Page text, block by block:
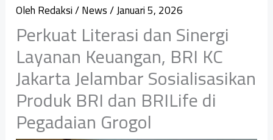
OlehRedaksi/News/Januari 5, 2026
Perkuat Literasi dan Sinergi
Layanan Keuangan, BRI KC
Jakarta Jelambar Sosialisasikan
Produk BRI dan BRILife di
Pegadaian Grogol